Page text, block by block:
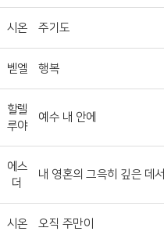
시온 주기도
벧엘 행복
할렐
루야
예수 내 안에
에스
더
내 영혼의 그윽히 깊은 데서
시온 오직 주만이